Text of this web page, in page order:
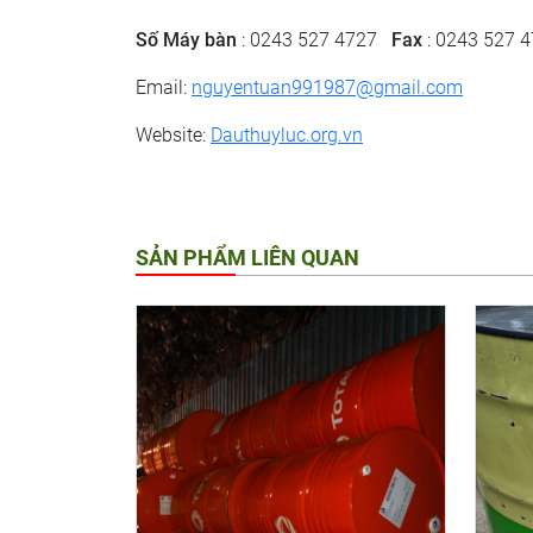
Số Máy bàn : 0243 527 4727 Fax : 0243 527
Email: nguyentuan991987@gmail.com
Website: Dauthuyluc.org.vn
SẢN PHẨM LIÊN QUAN